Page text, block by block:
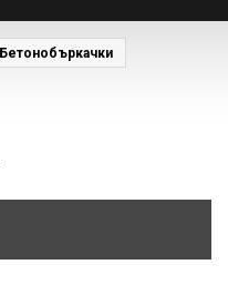
Бетонобъркачки